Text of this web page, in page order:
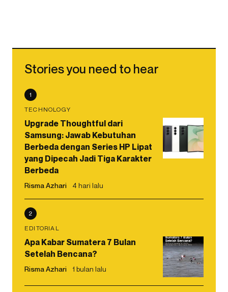
Stories you need to hear
1
TECHNOLOGY
Upgrade Thoughtful dari
Samsung: Jawab Kebutuhan
Berbeda dengan Series HP Lipat
yang Dipecah Jadi Tiga Karakter
Berbeda
Risma Azhari 4 hari lalu
2
EDITORIAL
Apa Kabar Sumatera 7 Bulan
Setelah Bencana?
Risma Azhari 1 bulan lalu